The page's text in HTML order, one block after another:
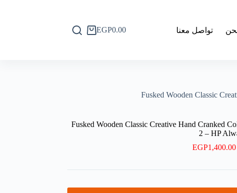
تواصل معنا
عربةEGP0.00
Fusked Wooden Classic
Fusked Wooden Classic Creative Hand Cranked
2 – HP
EGP1,400.00